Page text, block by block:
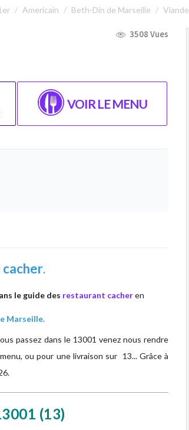
Americain Beth-Din de Marseille Viande
3508 Vues
VOIR LE MENU
cacher.
le guide des restaurant cacheren
Marseille.
passez dans le 13001 venez nous rendre
ou pour une livraison sur 13... Grâce à
(13)